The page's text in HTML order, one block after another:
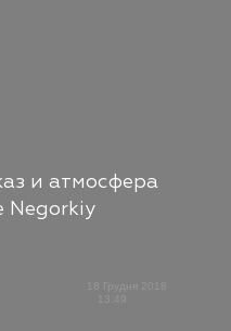
и атмосфера
Negorkiy
18 Грудня 2018
13:49